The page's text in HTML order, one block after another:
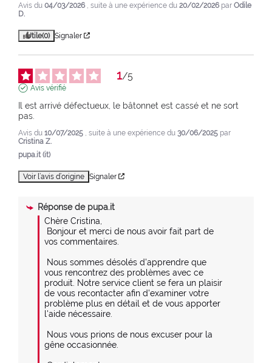
Avis du 04/03/2026 , suite à une expérience du 20/02/2026 par Odile
D.
Utile(0) Signaler
1/5
Avis vérifié
Il est arrivé défectueux, le bâtonnet est cassé et ne sort
pas.
Avis du 10/07/2025 , suite à une expérience du 30/06/2025 par
Cristina Z.
pupa.it (it)
Voir l’avis d’origine Signaler
Réponse de pupa.it
Chère Cristina,
vos commentaires.
vous rencontrez des problèmes avec ce
produit. Notre service client se fera un plaisir
de vous recontacter afin d'examiner votre
problème plus en détail et de vous apporter
l'aide nécessaire.
gêne occasionnée.